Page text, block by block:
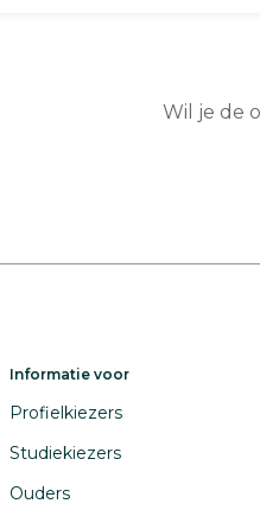
Wil je de
Informatie voor
Profielkiezers
Studiekiezers
Ouders